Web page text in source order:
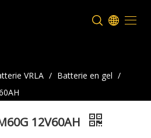
VRLA / Batterie en gel /
12V60AH